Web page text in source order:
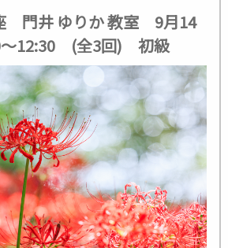
門井 ゆりか 教室 9月14
～12:30 (全3回) 初級